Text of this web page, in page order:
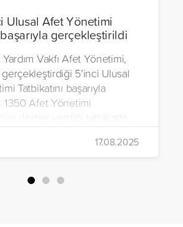
Ulusal Afet Yönetimi
gerçekleştirildi
Vakfı Afet Yönetimi,
gerçekleştirdiği 5’inci Ulusal
Tatbikatını başarıyla
1350 Afet Yönetimi
destek verdiği tatbikatta
ve doğada arama kurtarma
gerçekleştirildi.
17.08.2025